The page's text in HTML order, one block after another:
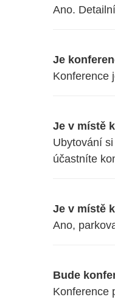
Ano.
Je
Konference
Je v místě
Ubytování
účastníte
Je v místě
Ano,
Bude
Konference